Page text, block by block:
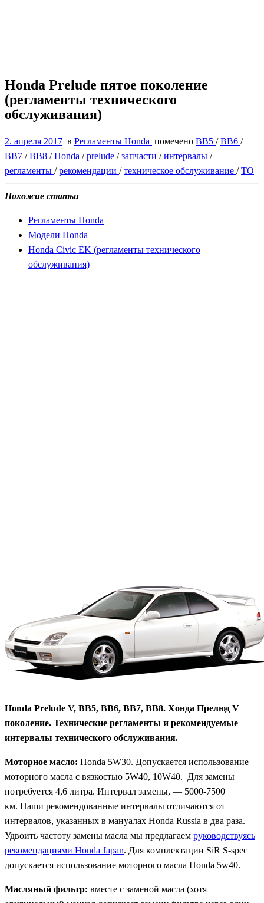
Honda Prelude пятое поколение
(регламенты технического
обслуживания)
2. апреля 2017 в Регламенты Honda помечено BB5 /BB6 /
BB7 /BB8 /Honda /prelude /запчасти /интервалы /
регламенты /рекомендации /техническое обслуживание /ТО
Похожие статьи
Регламенты Honda
Модели Honda
Honda Civic EK (регламенты технического
обслуживания)
Honda Prelude V, BB5, BB6, BB7, BB8. Хонда Прелюд V
поколение. Технические регламенты и рекомендуемые
интервалы технического обслуживания.
Моторное масло: Honda 5W30. Допускается использование
моторного масла с вязкостью 5W40, 10W40. Для замены
потребуется 4,6 литра. Интервал замены, — 5000-7500
км. Наши рекомендованные интервалы отличаются от
интервалов, указанных в мануалах Honda Russia в два раза.
Удвоить частоту замены масла мы предлагаем руководствуясь
рекомендациями Honda Japan. Для комплектации SiR S-spec
допускается использование моторного масла Honda 5w40.
Масляный фильтр: вместе с заменой масла (хотя